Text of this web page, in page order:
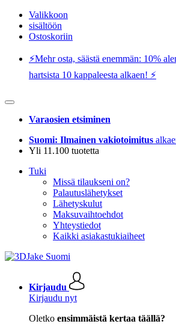
Valikkoon
sisältöön
Ostoskoriin
⚡️Mehr osta, säästä enemmän: 10%
hartsista 10 kappaleesta alkaen! ⚡️
Varaosien etsiminen
Suomi: Ilmainen vakiotoimitus
Yli 11.100 tuotetta
Tuki
Missä tilaukseni on?
Palautuslähetykset
Lähetyskulut
Maksuvaihtoehdot
Yhteystiedot
Kaikki asiakastukiaiheet
Kirjaudu
Kirjaudu nyt
Oletko ensimmäistä kertaa täällä?